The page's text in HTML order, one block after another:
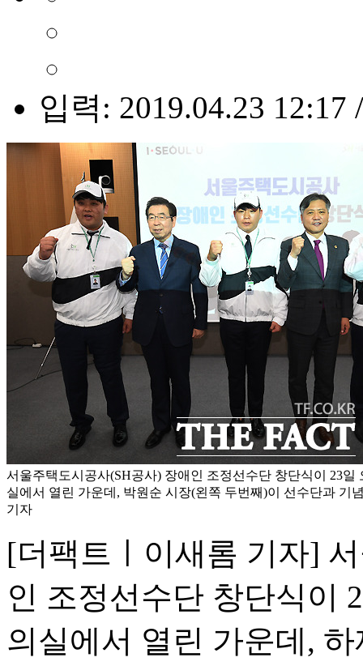
입력: 2019.04.23 12:17
서울주택도시공사(SH공사) 장애인 조정선수단 창단식이 23일
실에서 열린 가운데, 박원순 시장(왼쪽 두번째)이 선수단과 기
기자
[더팩트ㅣ이새롬 기자]
인 조정선수단 창단식이
의실에서 열린 가운데,